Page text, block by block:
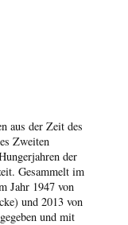
aus der Zeit des
Zweiten
der
Gesammelt im
Jahr 1947 von
und 2013 von
und mit